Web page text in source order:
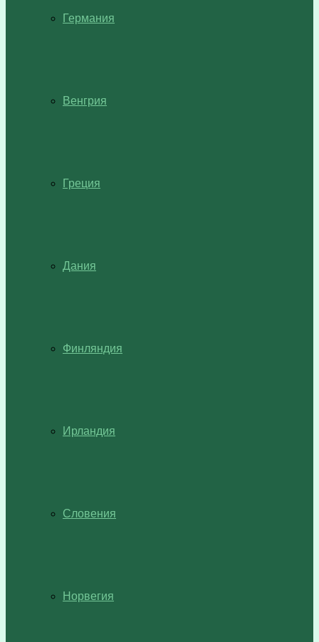
Германия
Венгрия
Греция
Дания
Финляндия
Ирландия
Словения
Норвегия